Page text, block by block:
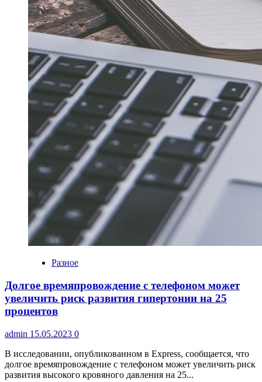
Разное
Долгое времяпровождение с телефоном может
увеличить риск развития гипертонии на 25
процентов
admin 15.05.2023 0
В исследовании, опубликованном в Express, сообщается, что
долгое времяпровождение с телефоном может увеличить риск
развития высокого кровяного давления на 25...